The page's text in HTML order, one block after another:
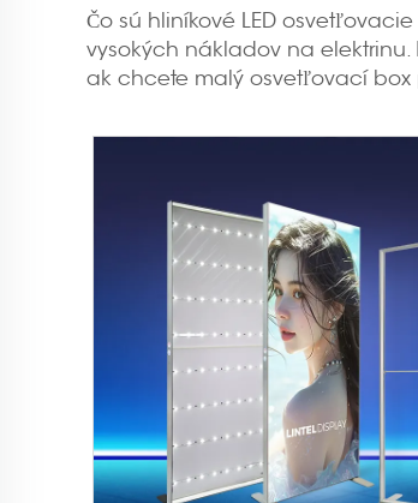
Čo sú hliníkové LED
vysokých nákladov na
ak chcete malý osvetľovací box